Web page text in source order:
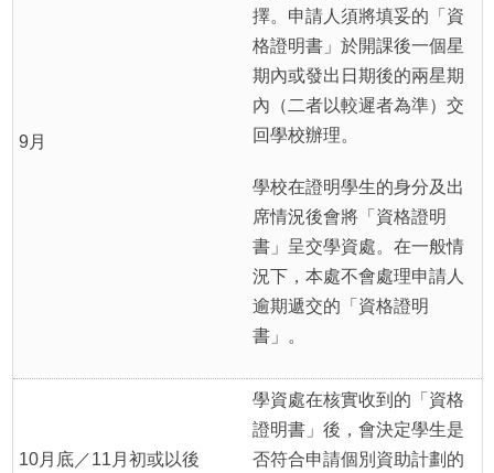
9月
擇。申請人須將填妥的「資
格證明書」於開課後一個星
期內或發出日期後的兩星期
內（二者以較遲者為準）交
回學校辦理。
學校在證明學生的身分及出
席情況後會將「資格證明
書」呈交學資處。在一般情
況下，本處不會處理申請人
逾期遞交的「資格證明
書」。
10月底／11月初或以後
學資處在核實收到的「資格
證明書」後，會決定學生是
否符合申請個別資助計劃的